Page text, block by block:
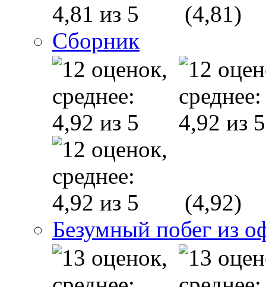
(4,81)
Сборник
(4,92)
Безумный побег из